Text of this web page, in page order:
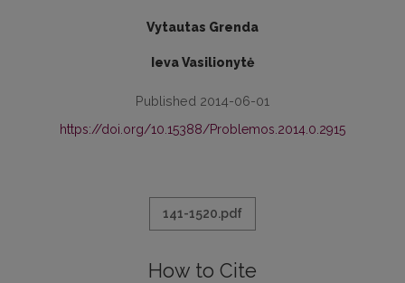
Vytautas Grenda
Ieva Vasilionytė
Published 2014-06-01
https://doi.org/10.15388/Problemos.2014.0.2915
141-1520.pdf
How to Cite